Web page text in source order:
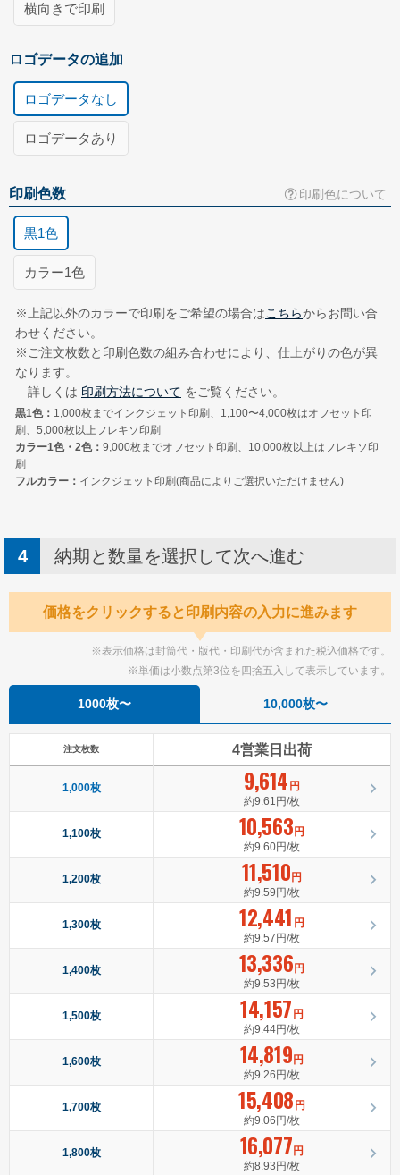
横向きで印刷
ロゴデータの追加
ロゴデータなし
ロゴデータあり
封筒の送付方法
写真で送る
お持ちの封筒の写真を登録してください。
印刷用データの種類
Illustrator形式
印刷色数 印刷色について
黒1色
カラー1色
※上記以外のカラーで印刷をご希望の場合はこちらからお問い合
わせください。
※ご注文枚数と印刷色数の組み合わせにより、仕上がりの色が異
なります。
詳しくは 印刷方法について をご覧ください。
黒1色： 1,000枚までインクジェット印刷、1,100〜4,000枚はオフセット印
刷、5,000枚以上フレキソ印刷
カラー1色・2色： 9,000枚までオフセット印刷、10,000枚以上はフレキソ印
刷
フルカラー： インクジェット印刷(商品によりご選択いただけません)
納期と数量を選択して次へ進む
価格をクリックすると印刷内容の入力に進みます
※表示価格は封筒代・版代・印刷代が含まれた税込価格です。
※単価は小数点第3位を四捨五入して表示しています。
1000枚〜 10,000枚〜
注文枚数 4営業日出荷
1,000枚 9,614 円
約9.61円/枚
1,100枚 10,563 円
約9.60円/枚
1,200枚 11,510 円
約9.59円/枚
1,300枚 12,441 円
約9.57円/枚
1,400枚 13,336 円
約9.53円/枚
1,500枚 14,157 円
約9.44円/枚
1,600枚 14,819 円
約9.26円/枚
1,700枚 15,408 円
約9.06円/枚
1,800枚 16,077 円
約8.93円/枚